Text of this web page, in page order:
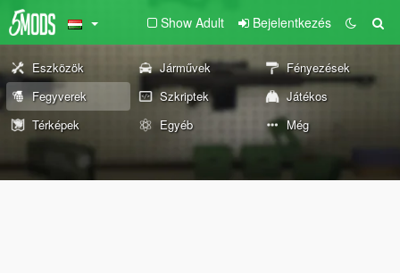
Show Adult Bejelentkezés
Eszközök Járművek
Fényezések
Fegyverek
Szkriptek
Játékos
Térképek
Egyéb Még